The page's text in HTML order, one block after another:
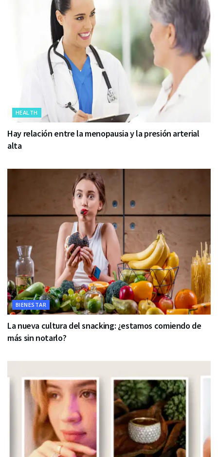
HEALTH
Hay relación entre la menopausia y la presión arterial
alta
BIENESTAR
La nueva cultura del snacking: ¿estamos comiendo de
más sin notarlo?